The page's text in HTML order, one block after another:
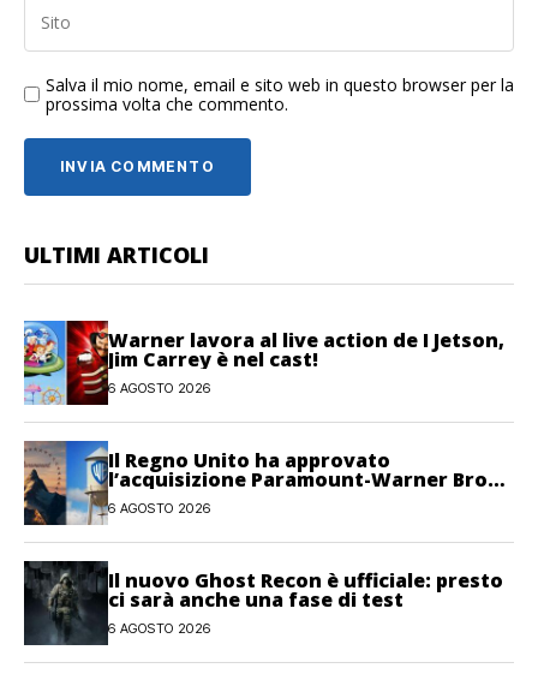
Salva il mio nome, email e sito web in questo browser per la
prossima volta che commento.
ULTIMI ARTICOLI
Warner lavora al live action de I Jetson,
Jim Carrey è nel cast!
6 AGOSTO 2026
Il Regno Unito ha approvato
l’acquisizione Paramount-Warner Bros
Discovery
6 AGOSTO 2026
Il nuovo Ghost Recon è ufficiale: presto
ci sarà anche una fase di test
6 AGOSTO 2026